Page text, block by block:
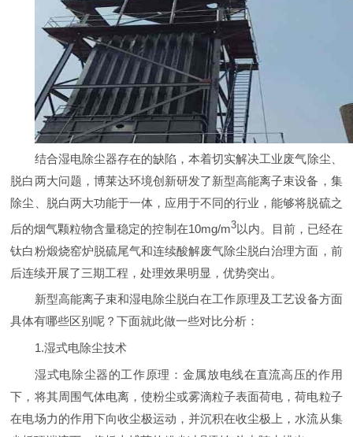
结合湿电除尘器存在的缺陷，本着切实解决工业废气除尘、
脱白两大问题，博莱达环境创新研发了新型高能离子束设备，集
除尘、脱白两大功能于一体，应用于不同的行业，能够将脱硫之
后的烟气颗粒物含量稳定的控制在10mg/m3以内。目前，已经在
钛白粉煅烧窑炉脱硫尾气和连续酸解废气除尘脱白治理方面，前
后连续开展了三期工程，处理效果明显，优势突出。
新型高能离子束和湿电除尘脱白在工作原理及工艺设备方面
具体有哪些区别呢？下面就此做一些对比分析：
1.湿式电除尘技术
湿式电除尘器的工作原理：金属放电线在直流高压的作用
下，将其周围气体电离，使粉尘或雾滴粒子表面荷电，荷电粒子
在电场力的作用下向收尘极运动，并沉积在收尘极上，水流从集